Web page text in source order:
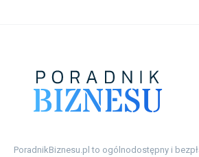
PoradnikBiznesu.pl to ogólnodostępny i